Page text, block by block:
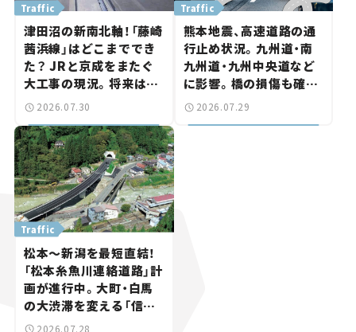
Traffic
津田沼の新南北軸！「藤崎
茜浜線」はどこまででき
た？ JRと京成をまたぐ
大工事の現況。将来は
「習志野～鎌ケ谷」を最短
計画】
2026.07.30
Traffic
熊本地震、高速道路の通
行止め状況。九州道・南
九州道・九州中央道など
に影響。橋の損傷も確認
【道路のニュース】
2026.07.29
Traffic
松本～新潟を最短直結！
「松本糸魚川連絡道路」計
画が進行中。大町・白馬
の大渋滞を変える「信号
ゼロ」バイパスも事業化
2026.07.28